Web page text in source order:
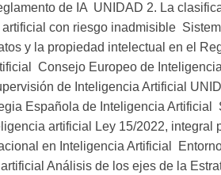
de IA  UNIDAD 2. La
con riesgo inadmisible
y la propiedad intelectual en el
Consejo Europeo de
de Inteligencia Artificial
Española de Inteligencia Artificial
artificial Ley 15/2022, integral
en Inteligencia Artificial
Análisis de los ejes de la